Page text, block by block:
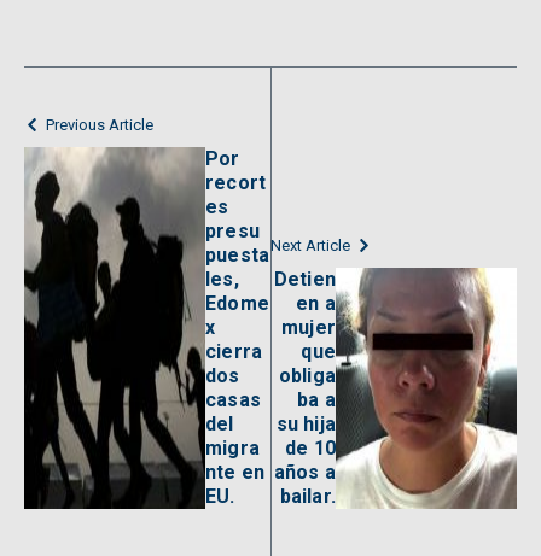
Previous Article
Por
recort
es
presu
puesta
les,
Edome
x
cierra
dos
casas
del
migra
nte en
EU.
Next Article
Detien
en a
mujer
que
obliga
ba a
su hija
de 10
años a
bailar.